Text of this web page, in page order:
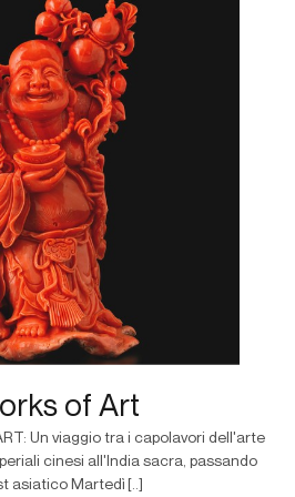
of Art
Un viaggio tra i capolavori dell'arte
cinesi all'India sacra, passando
asiatico Martedì [..]